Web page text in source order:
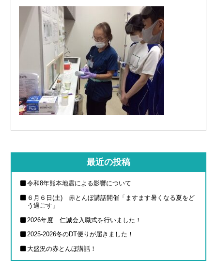
最近の投稿
令和8年熊本地震による影響について
６月６日(土) 赤とんぼ講話開催「ますます暑くなる夏をど
う過ごす」
2026年度 仁誠会入職式を行いました！
2025-2026冬のDT便りが届きました！
大盛況の赤とんぼ講話！